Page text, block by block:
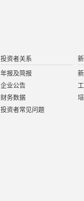
投资者关系
年报及简报
企业公告
财务数据
投资者常见问题